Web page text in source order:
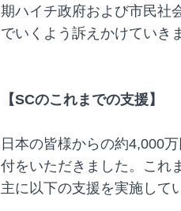
期ハイチ政府および市民社
でいくよう訴えかけていき
【SCのこれまでの支援】
日本の皆様からの約4,000
付をいただきました。これ
主に以下の支援を実施して